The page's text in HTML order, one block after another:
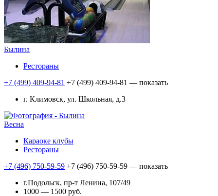
Былина
Рестораны
+7 (499) 409-94-81 +7 (499) 409-94-81 — показать
г. Климовск, ул. Школьная, д.3
Весна
Караоке клубы
Рестораны
+7 (496) 750-59-59 +7 (496) 750-59-59 — показать
г.Подольск, пр-т Ленина, 107/49
1000 — 1500 руб.